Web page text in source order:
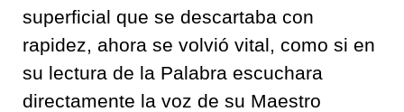
superficial que se descartaba con
rapidez, ahora se volvió vital, como si en
su lectura de la Palabra escuchara
directamente la voz de su Maestro